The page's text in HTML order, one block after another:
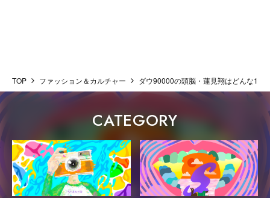
TOP ファッション＆カルチャー ダウ90000の頭脳・蓮見翔はどんな10
CATEGORY